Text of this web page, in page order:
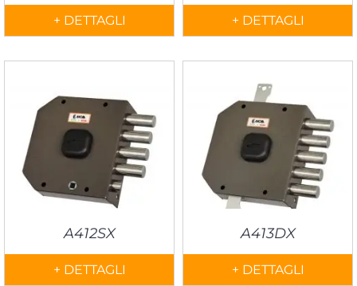
+ DETTAGLI + DETTAGLI
A412SX
+ DETTAGLI
A413DX
+ DETTAGLI